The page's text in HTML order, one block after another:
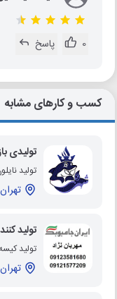
0 پاسخ
کسب و کارهای مشابه
تولیدی
تولید
تولید
تولید